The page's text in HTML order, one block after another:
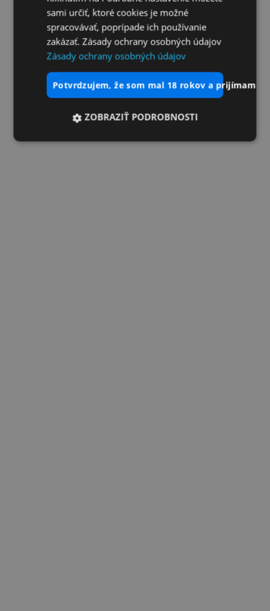
sami určiť, ktoré cookies je možné
spracovávať, poprípade ich používanie
zakázať. Zásady ochrany osobných údajov
Zásady ochrany osobných údajov
potvrdzujem, že som mal 18 rokov a prijímam
ZOBRAZIŤ PODROBNOSTI